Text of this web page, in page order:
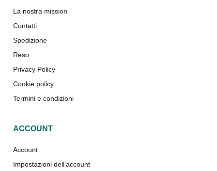
La nostra mission
Contatti
Spedizione
Reso
Privacy Policy
Cookie policy
Termini e condizioni
ACCOUNT
Account
Impostazioni dell’account